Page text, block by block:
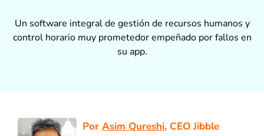
Un software integral de gestión de recursos humanos y
control horario muy prometedor empeñado por fallos en
su app.
Por Asim Qureshi, CEO Jibble